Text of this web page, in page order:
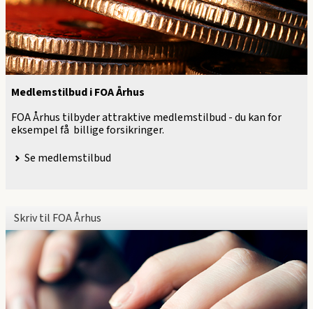
Medlemstilbud i FOA Århus
FOA Århus tilbyder attraktive medlemstilbud - du kan for
eksempel få billige forsikringer.
Se medlemstilbud
Skriv til FOA Århus